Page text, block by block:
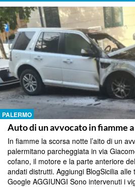
PALERMO
Auto di un avvocato in fiamme
In fiamme la scorsa notte l’aito di un
palermitano parcheggiata in via
cofano, il motore e la parte anteriore
andati distrutti. Aggiungi BlogSicilia
Google AGGIUNGI Sono intervenuti i